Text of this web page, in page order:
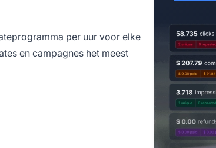
per uur voor elke
en campagnes het meest